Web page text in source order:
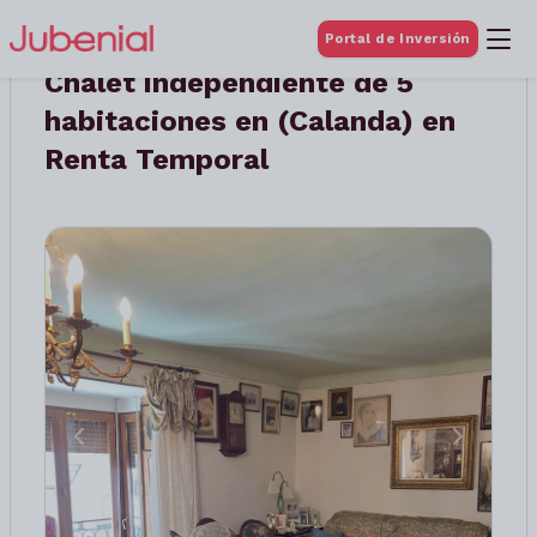
Portal de Inversión
Chalet independiente de 5
habitaciones en (Calanda) en
Renta Temporal
Anterior